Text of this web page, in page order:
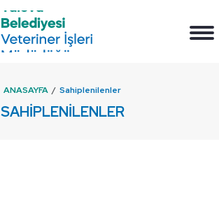
ANASAYFA Sahiplenilenler
SAHIPLENILENLER